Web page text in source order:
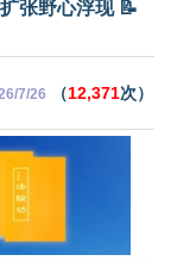
张野心浮现 📝
7/26 （12,371次）